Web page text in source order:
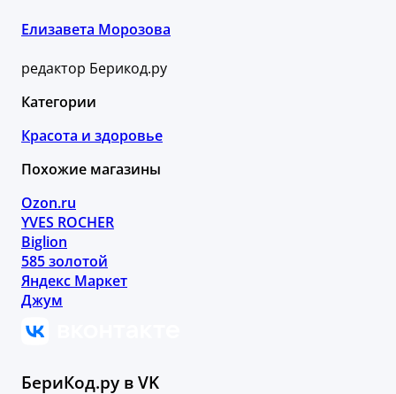
Елизавета Морозова
редактор Берикод.ру
Категории
Красота и здоровье
Похожие магазины
Ozon.ru
YVES ROCHER
Biglion
585 золотой
Яндекс Маркет
Джум
БериКод.ру в VK